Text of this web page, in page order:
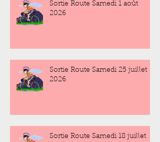
Sortie Route Samedi 1 août
2026
Sortie Route Samedi 25 juillet
2026
Sortie Route Samedi 18 juillet